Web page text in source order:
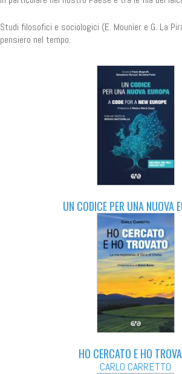
Studi filosofici e sociologici (E. Mounier e G. La
pensiero nel tempo.
UN CODICE PER UNA NUOVA
HO CERCATO E HO
CARLO CARRETTO